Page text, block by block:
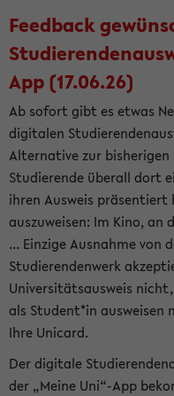
Feedback
App (17.06.26)
Ab sofort gibt es etwas
digitalen
Alternative zur
Studierende überall dort
ihren Ausweis
auszuweisen: Im Kino, an
... Einzige Ausnahme von
Studierendenwerk
Universitätsausweis
als Student*in ausweisen
Ihre Unicard.
Der digitale
der „Meine Uni“-App